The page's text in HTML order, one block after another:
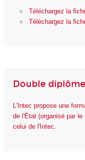
Téléchargez la
Téléchargez la
Double
L'Intec propose une
de l'État (organisé par
celui de l'Intec.